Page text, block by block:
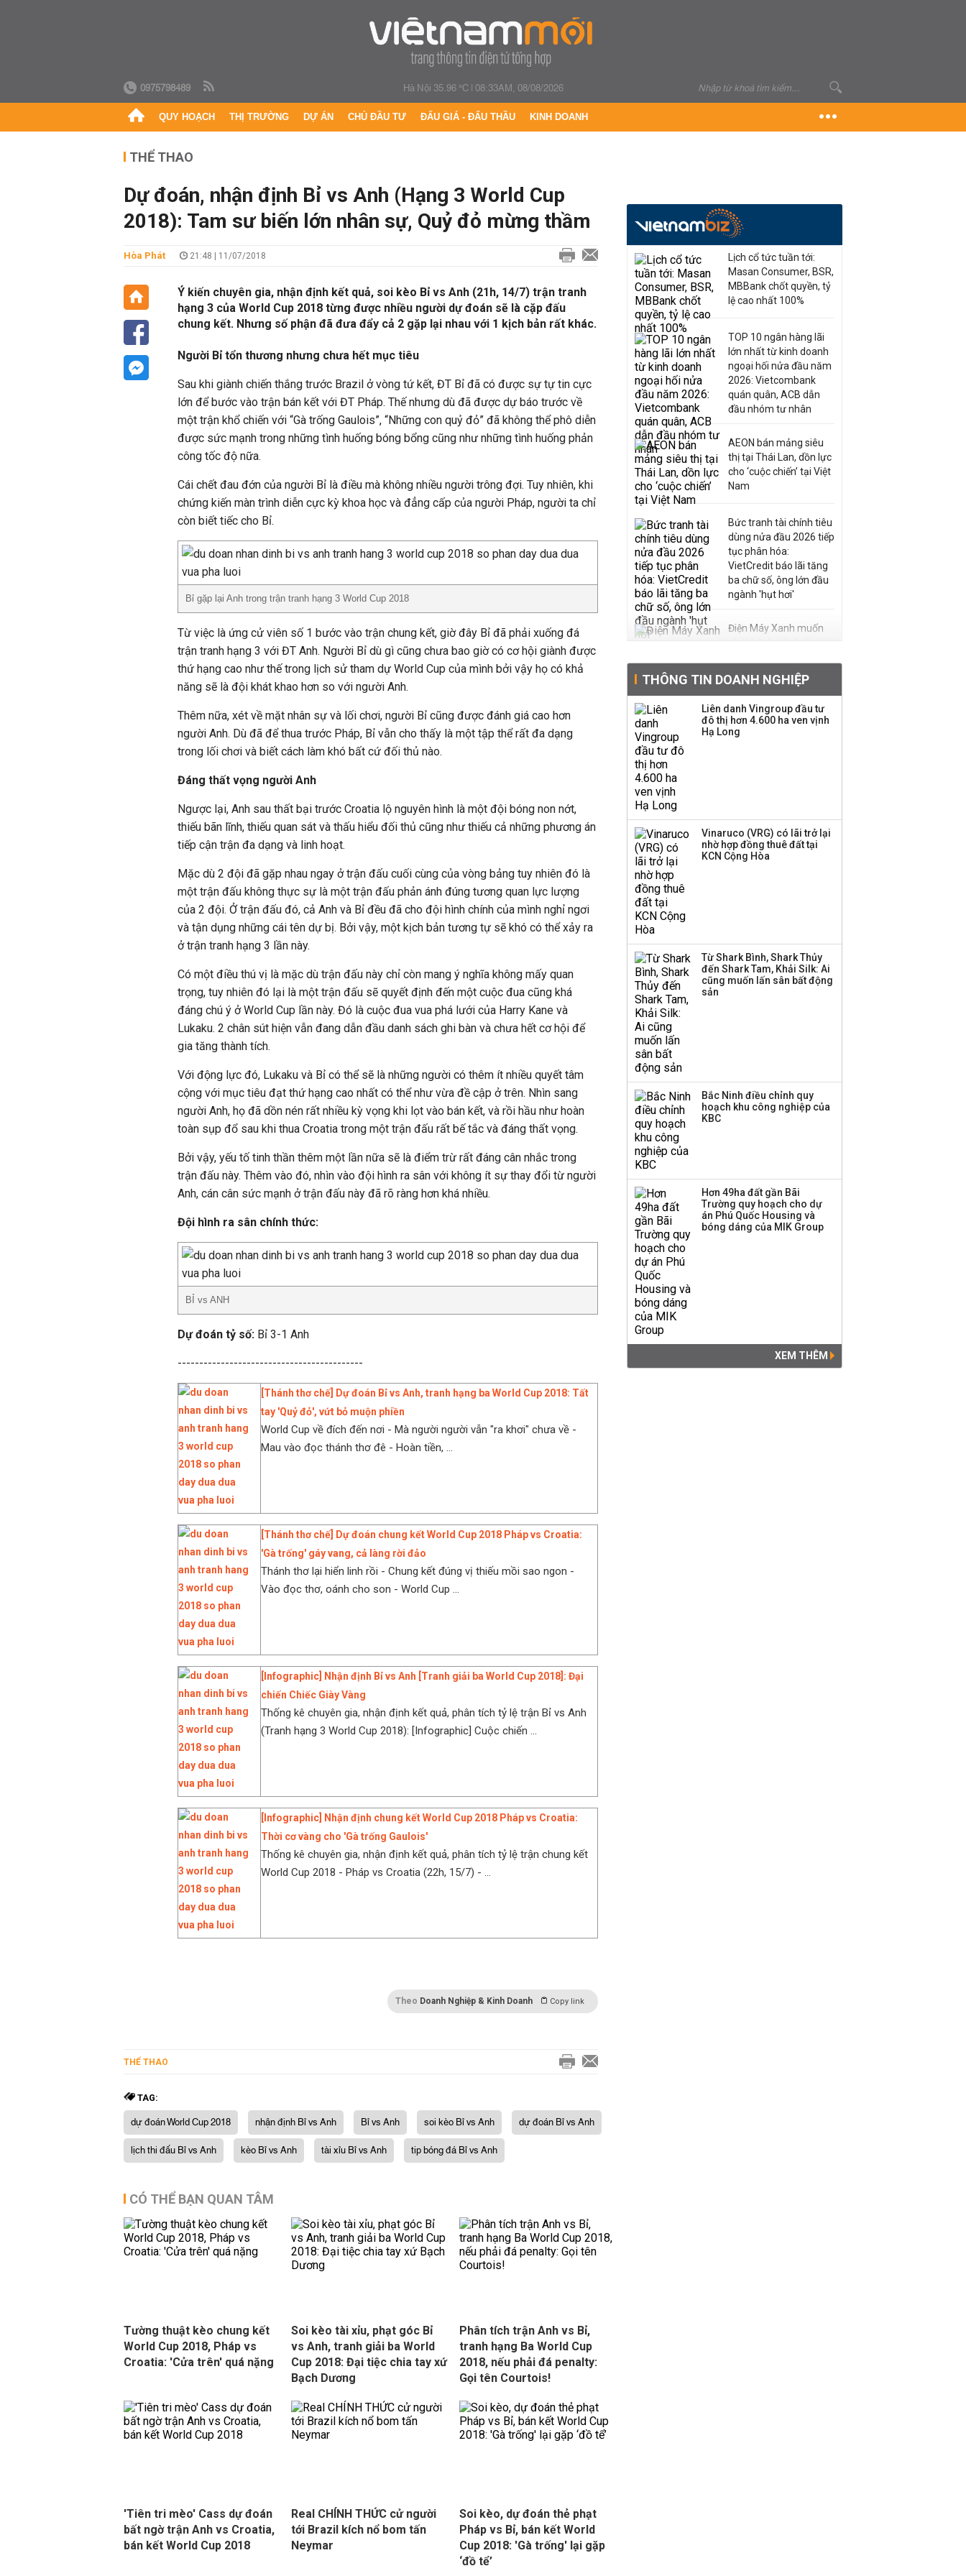
0975798489 Hà Nội 35.96 °C|08:33AM, 08/08/2026
QUY HOẠCH THỊ TRƯỜNG DỰ ÁN CHỦ ĐẦU TƯ ĐẤU GIÁ - ĐẤU THẦU KINH DOANH
THỂ THAO
Dự đoán, nhận định Bỉ vs Anh (Hạng 3 World Cup
2018): Tam sư biến lớn nhân sự, Quỷ đỏ mừng thầm
Hòa Phát 21:48 | 11/07/2018
Ý kiến chuyên gia, nhận định kết quả, soi kèo Bỉ vs Anh (21h, 14/7) trận tranh
hạng 3 của World Cup 2018 từng được nhiều người dự đoán sẽ là cặp đấu
chung kết. Nhưng số phận đã đưa đẩy cả 2 gặp lại nhau với 1 kịch bản rất khác.
Người Bỉ tổn thương nhưng chưa hết mục tiêu
Sau khi giành chiến thắng trước Brazil ở vòng tứ kết, ĐT Bỉ đã có được sự tự tin cực
lớn để bước vào trận bán kết với ĐT Pháp. Thế nhưng dù đã được dự báo trước về
một trận khổ chiến với “Gà trống Gaulois”, “Những con quỷ đỏ” đã không thể phô diễn
được sức mạnh trong những tình huống bóng bổng cũng như những tình huống phản
công tốc độ nữa.
Cái chết đau đớn của người Bỉ là điều mà không nhiều người trông đợi. Tuy nhiên, khi
chứng kiến màn trình diễn cực kỳ khoa học và đẳng cấp của người Pháp, người ta chỉ
còn biết tiếc cho Bỉ.
Bỉ gặp lại Anh trong trận tranh hạng 3 World Cup 2018
Từ việc là ứng cử viên số 1 bước vào trận chung kết, giờ đây Bỉ đã phải xuống đá
trận tranh hạng 3 với ĐT Anh. Người Bỉ dù gì cũng chưa bao giờ có cơ hội giành được
thứ hạng cao như thế trong lịch sử tham dự World Cup của mình bởi vậy họ có khả
năng sẽ là đội khát khao hơn so với người Anh.
Thêm nữa, xét về mặt nhân sự và lối chơi, người Bỉ cũng được đánh giá cao hơn
người Anh. Dù đã để thua trước Pháp, Bỉ vẫn cho thấy là một tập thể rất đa dạng
trong lối chơi và biết cách làm khó bất cứ đối thủ nào.
Đáng thất vọng người Anh
Ngược lại, Anh sau thất bại trước Croatia lộ nguyên hình là một đội bóng non nớt,
thiếu bãn lĩnh, thiếu quan sát và thấu hiểu đối thủ cũng như thiếu cả những phương án
tiếp cận trận đa dạng và linh hoạt.
Mặc dù 2 đội đã gặp nhau ngay ở trận đấu cuối cùng của vòng bảng tuy nhiên đó là
một trận đấu không thực sự là một trận đấu phản ánh đúng tương quan lực lượng
của 2 đội. Ở trận đấu đó, cả Anh và Bỉ đều đã cho đội hình chính của mình nghỉ ngơi
và tận dụng những cái tên dự bị. Bởi vậy, một kịch bản tương tự sẽ khó có thể xảy ra
ở trận tranh hạng 3 lần này.
Có một điều thú vị là mặc dù trận đấu này chỉ còn mang ý nghĩa không mấy quan
trọng, tuy nhiên đó lại là một trận đấu sẽ quyết định đến một cuộc đua cũng khá
đáng chú ý ở World Cup lần này. Đó là cuộc đua vua phá lưới của Harry Kane và
Lukaku. 2 chân sút hiện vẫn đang dẫn đầu danh sách ghi bàn và chưa hết cơ hội để
gia tăng thành tích.
Với động lực đó, Lukaku và Bỉ có thể sẽ là những người có thêm ít nhiều quyết tâm
cộng với mục tiêu đạt thứ hạng cao nhất có thể như vừa đề cập ở trên. Nhìn sang
người Anh, họ đã dồn nén rất nhiều kỳ vọng khi lọt vào bán kết, và rồi hầu như hoàn
toàn sụp đổ sau khi thua Croatia trong một trận đấu rất bế tắc và đáng thất vọng.
Bởi vậy, yếu tố tinh thần thêm một lần nữa sẽ là điểm trừ rất đáng cân nhắc trong
trận đấu này. Thêm vào đó, nhìn vào đội hình ra sân với không ít sự thay đổi từ người
Anh, cán cân sức mạnh ở trận đấu này đã rõ ràng hơn khá nhiều.
Đội hình ra sân chính thức:
BỈ vs ANH
Dự đoán tỷ số: Bỉ 3-1 Anh
-------------------------------------------
[Thánh thơ chế] Dự đoán Bỉ vs Anh, tranh hạng ba World Cup 2018: Tất
tay 'Quỷ đỏ', vứt bỏ muộn phiền
World Cup về đích đến nơi - Mà người người vẫn "ra khơi" chưa về -
Mau vào đọc thánh thơ đê - Hoàn tiền, ...
[Thánh thơ chế] Dự đoán chung kết World Cup 2018 Pháp vs Croatia:
'Gà trống' gáy vang, cả làng rời đảo
Thánh thơ lại hiển linh rồi - Chung kết đúng vị thiếu mồi sao ngon -
Vào đọc thơ, oánh cho son - World Cup ...
[Infographic] Nhận định Bỉ vs Anh [Tranh giải ba World Cup 2018]: Đại
chiến Chiếc Giày Vàng
Thống kê chuyên gia, nhận định kết quả, phân tích tỷ lệ trận Bỉ vs Anh
(Tranh hạng 3 World Cup 2018): [Infographic] Cuộc chiến ...
[Infographic] Nhận định chung kết World Cup 2018 Pháp vs Croatia:
Thời cơ vàng cho 'Gà trống Gaulois'
Thống kê chuyên gia, nhận định kết quả, phân tích tỷ lệ trận chung kết
World Cup 2018 - Pháp vs Croatia (22h, 15/7) - ...
Theo Doanh Nghiệp & Kinh Doanh Copy link
THỂ THAO
TAG:
dự đoán World Cup 2018 nhận định Bỉ vs Anh Bỉ vs Anh soi kèo Bỉ vs Anh
dự đoán Bỉ vs Anh
lịch thi đấu Bỉ vs Anh
kèo Bỉ vs Anh tài xỉu Bỉ vs Anh tip bóng đá Bỉ vs Anh
CÓ THỂ BẠN QUAN TÂM
Tường thuật kèo chung kết
World Cup 2018, Pháp vs
Croatia: 'Cửa trên' quá nặng
Soi kèo tài xỉu, phạt góc Bỉ
vs Anh, tranh giải ba World
Cup 2018: Đại tiệc chia tay xứ
Bạch Dương
Phân tích trận Anh vs Bỉ,
tranh hạng Ba World Cup
2018, nếu phải đá penalty:
Gọi tên Courtois!
'Tiên tri mèo' Cass dự đoán
bất ngờ trận Anh vs Croatia,
bán kết World Cup 2018
Real CHÍNH THỨC cử người
tới Brazil kích nổ bom tấn
Neymar
Soi kèo, dự đoán thẻ phạt
Pháp vs Bỉ, bán kết World
Cup 2018: 'Gà trống' lại gặp
‘đồ tể’
Lịch cổ tức tuần tới:
Masan Consumer, BSR,
MBBank chốt quyền, tỷ
lệ cao nhất 100%
TOP 10 ngân hàng lãi
lớn nhất từ kinh doanh
ngoại hối nửa đầu năm
2026: Vietcombank
quán quân, ACB dẫn
đầu nhóm tư nhân
AEON bán mảng siêu
thị tại Thái Lan, dồn lực
cho ‘cuộc chiến’ tại Việt
Nam
Bức tranh tài chính tiêu
dùng nửa đầu 2026 tiếp
tục phân hóa:
VietCredit báo lãi tăng
ba chữ số, ông lớn đầu
ngành 'hụt hơi'
Điện Máy Xanh muốn
phát hành cổ phiếu với
Sau nhịp điều chỉnh
mạnh, CTCK nhìn thấy
cơ hội ở nhóm cổ phiếu
thanh lý toàn bộ cửa
hàng
Công ty 100 tỷ của
Huấn Hoa Hồng bỗng
dưng ‘biến mất’, một
THÔNG TIN DOANH NGHIỆP
Liên danh Vingroup đầu tư
đô thị hơn 4.600 ha ven vịnh
Hạ Long
Vinaruco (VRG) có lãi trở lại
nhờ hợp đồng thuê đất tại
KCN Cộng Hòa
Từ Shark Bình, Shark Thủy
đến Shark Tam, Khải Silk: Ai
cũng muốn lấn sân bất động
sản
Bắc Ninh điều chỉnh quy
hoạch khu công nghiệp của
KBC
Hơn 49ha đất gần Bãi
Trường quy hoạch cho dự
án Phú Quốc Housing và
bóng dáng của MIK Group
XEM THÊM